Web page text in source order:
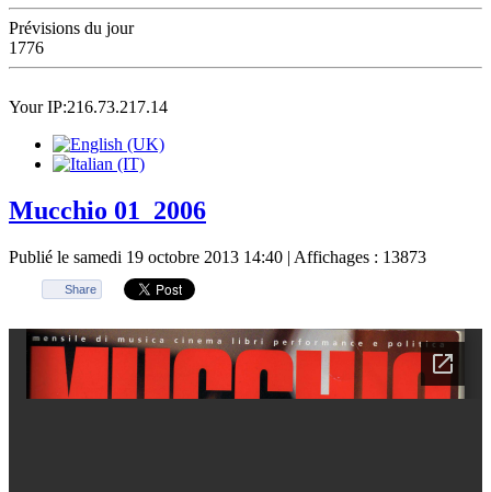
Prévisions du jour
1776
Your IP:216.73.217.14
Mucchio 01_2006
Publié le samedi 19 octobre 2013 14:40 | Affichages : 13873
Share